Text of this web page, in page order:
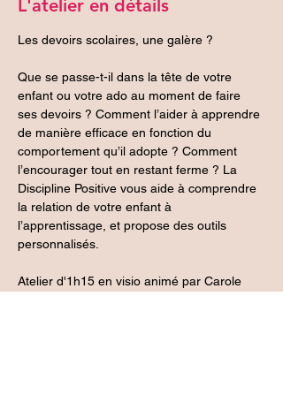
L'atelier en détails
Les devoirs scolaires, une galère ?
Que se passe-t-il dans la tête de votre
enfant ou votre ado au moment de faire
ses devoirs ? Comment l’aider à apprendre
de manière efficace en fonction du
comportement qu’il adopte ? Comment
l’encourager tout en restant ferme ? La
Discipline Positive vous aide à comprendre
la relation de votre enfant à
l’apprentissage, et propose des outils
personnalisés.
Atelier d'1h15 en visio animé par Carole